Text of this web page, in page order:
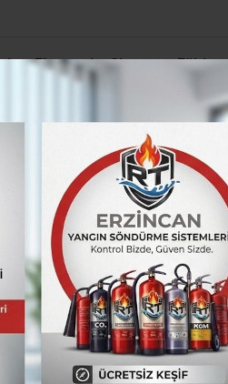
Ekonomi Siyaset Eğitim
yönelik tedbir alınmasını istiyor
tedbir
çocuğun 6 sokak
ve belediyenin